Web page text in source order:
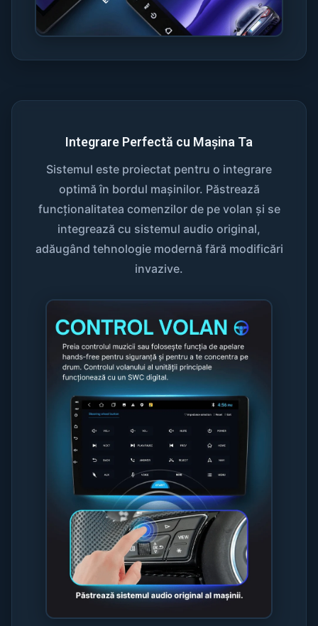
Integrare Perfectă cu Mașina Ta
Sistemul este proiectat pentru o integrare
optimă în bordul mașinilor. Păstrează
funcționalitatea comenzilor de pe volan și se
integrează cu sistemul audio original,
adăugând tehnologie modernă fără modificări
invazive.